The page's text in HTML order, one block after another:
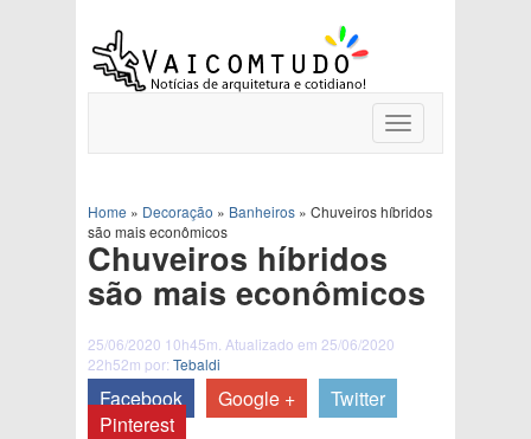
Toggle
navigation
Home » Decoração » Banheiros » Chuveiros híbridos
são mais econômicos
Chuveiros híbridos
são mais econômicos
25/06/2020 10h45m. Atualizado em 25/06/2020
22h52m por: Tebaldi
Facebook Google +
Twitter
Pinterest